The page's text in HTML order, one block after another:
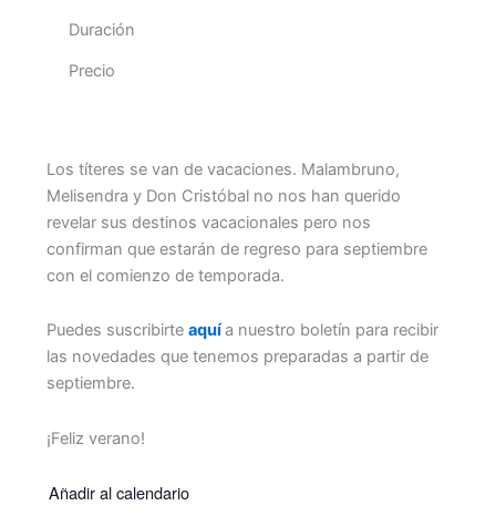
Duración
Precio
Los títeres se van de vacaciones. Malambruno,
Melisendra y Don Cristóbal no nos han querido
revelar sus destinos vacacionales pero nos
confirman que estarán de regreso para septiembre
con el comienzo de temporada.
Puedes suscribirteaquía nuestro boletín para recibir
las novedades que tenemos preparadas a partir de
septiembre.
¡Feliz verano!